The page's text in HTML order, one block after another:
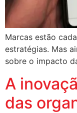
Marcas estão
estratégias. Mas
sobre o impacto
A
das